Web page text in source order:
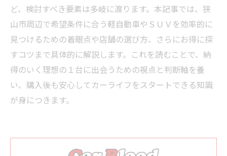
ど、検討すべき要素は多岐に渡ります。本記事では、狭
山市周辺で希望条件に合う軽自動車やＳＵＶを効率的に
見つけるための着眼点や店舗の選び方、さらにお得に探
すコツまで具体的に解説します。これを読むことで、納
得のいく理想の１台に出会うための視点と判断軸を養
い、購入後も安心してカーライフをスタートできる知識
が身につきます。